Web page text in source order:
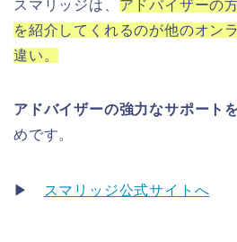
スマリッジは、 アドバイザーの
を紹介してくれるのが他のオン
違い。
アドバイザーの強力なサポート
めです。
▶ スマリッジ公式サイトへ